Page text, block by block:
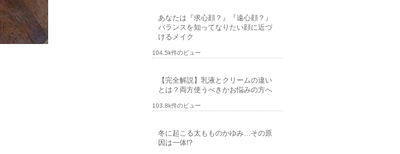
あなたは『求心顔？』『遠心顔？』
バランスを知ってなりたい顔に近づ
けるメイク
104.5k件のビュー
【完全解説】乳液とクリームの違い
とは？両方使うべきかお悩みの方へ
103.8k件のビュー
冬に起こる太もものかゆみ…その原
因は一体!?